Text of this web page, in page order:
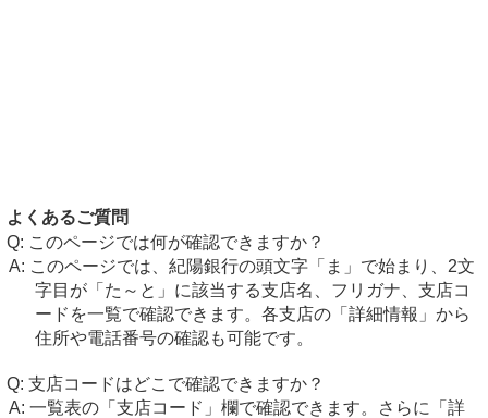
よくあるご質問
このページでは何が確認できますか？
このページでは、紀陽銀行の頭文字「ま」で始まり、2文
字目が「た～と」に該当する支店名、フリガナ、支店コ
ードを一覧で確認できます。各支店の「詳細情報」から
住所や電話番号の確認も可能です。
支店コードはどこで確認できますか？
一覧表の「支店コード」欄で確認できます。さらに「詳